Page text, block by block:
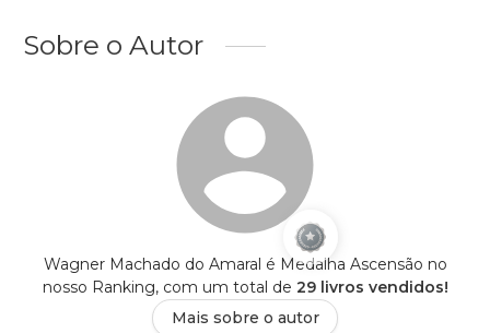
Sobre o Autor
Wagner Machado do Amaral é Medalha Ascensão no
nosso Ranking, com um total de 29 livros vendidos!
Mais sobre o autor